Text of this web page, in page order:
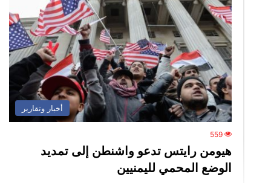
أخبار وتقارير
559
هيومن رايتس تدعو واشنطن إلى تمديد
الوضع المحمي لليمنيين